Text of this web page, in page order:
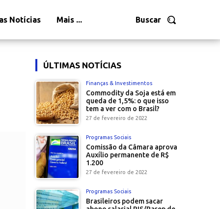
Buscar
Notícias Mais ...
ÚLTIMAS NOTÍCIAS
Finanças & Investimentos
Commodity da Soja está em
queda de 1,5%: o que isso
tem a ver com o Brasil?
27 de fevereiro de 2022
Programas Sociais
Comissão da Câmara aprova
Auxílio permanente de R$
1.200
27 de fevereiro de 2022
Programas Sociais
Brasileiros podem sacar